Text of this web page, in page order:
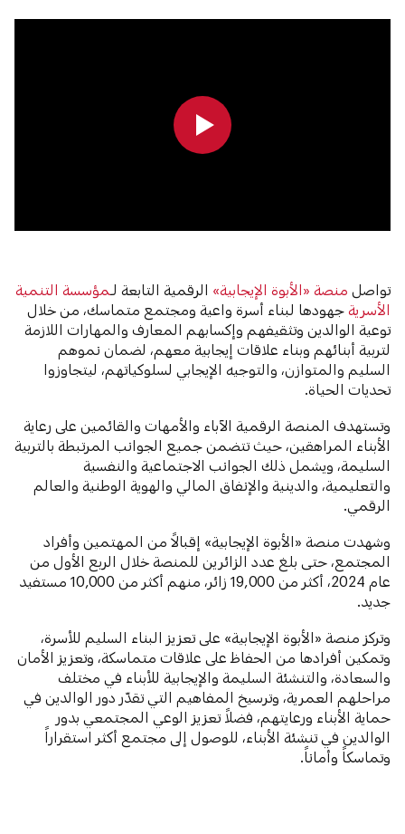
تواصلمنصة «الأبوة الإيجابية»الرقمية التابعة لـمؤسسة التنمية
الأسريةجهودها لبناء أسرة واعية ومجتمع متماسك، من خلال
توعية الوالدين وتثقيفهم وإكسابهم المعارف والمهارات اللازمة
لتربية أبنائهم وبناء علاقات إيجابية معهم، لضمان نموهم
السليم والمتوازن، والتوجيه الإيجابي لسلوكياتهم، ليتجاوزوا
تحديات الحياة.
وتستهدف المنصة الرقمية الآباء والأمهات والقائمين على رعاية
الأبناء المراهقين، حيث تتضمن جميع الجوانب المرتبطة بالتربية
السليمة، ويشمل ذلك الجوانب الاجتماعية والنفسية
والتعليمية، والدينية والإنفاق المالي والهوية الوطنية والعالم
الرقمي.
وشهدت منصة «الأبوة الإيجابية» إقبالاً من المهتمين وأفراد
المجتمع، حتى بلغ عدد الزائرين للمنصة خلال الربع الأول من
عام 2024، أكثر من 19,000 زائر، منهم أكثر من 10,000 مستفيد
جديد.
وتركز منصة «الأبوة الإيجابية» على تعزيز البناء السليم للأسرة،
وتمكين أفرادها من الحفاظ على علاقات متماسكة، وتعزيز الأمان
والسعادة، والتنشئة السليمة والإيجابية للأبناء في مختلف
مراحلهم العمرية، وترسيخ المفاهيم التي تقدّر دور الوالدين في
حماية الأبناء ورعايتهم، فضلاً تعزيز الوعي المجتمعي بدور
الوالدين في تنشئة الأبناء، للوصول إلى مجتمع أكثر استقراراً
وتماسكاً وأماناً.